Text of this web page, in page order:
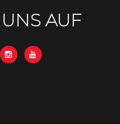
AUF